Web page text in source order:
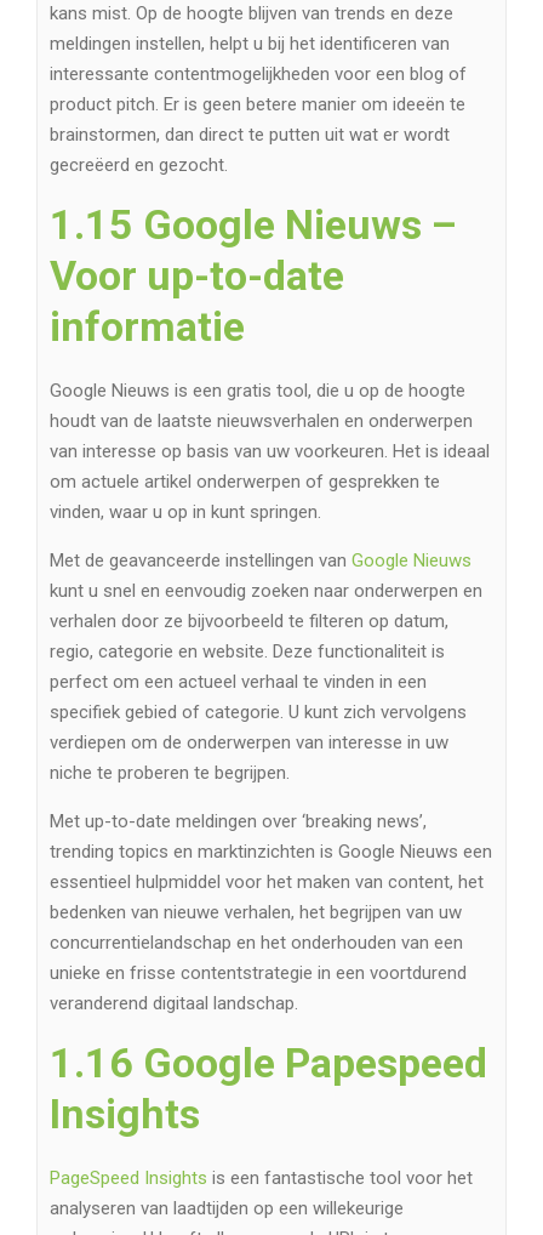
kans mist. Op de hoogte blijven van trends en deze
meldingen instellen, helpt u bij het identificeren van
interessante contentmogelijkheden voor een blog of
product pitch. Er is geen betere manier om ideeën te
brainstormen, dan direct te putten uit wat er wordt
gecreëerd en gezocht.
1.15 Google Nieuws –
Voor up-to-date
informatie
Google Nieuws is een gratis tool, die u op de hoogte
houdt van de laatste nieuwsverhalen en onderwerpen
van interesse op basis van uw voorkeuren. Het is ideaal
om actuele artikel onderwerpen of gesprekken te
vinden, waar u op in kunt springen.
Met de geavanceerde instellingen van Google Nieuws
kunt u snel en eenvoudig zoeken naar onderwerpen en
verhalen door ze bijvoorbeeld te filteren op datum,
regio, categorie en website. Deze functionaliteit is
perfect om een ​​actueel verhaal te vinden in een
specifiek gebied of categorie. U kunt zich vervolgens
verdiepen om de onderwerpen van interesse in uw
niche te proberen te begrijpen.
Met up-to-date meldingen over ‘breaking news’,
trending topics en marktinzichten is Google Nieuws een
essentieel hulpmiddel voor het maken van content, het
bedenken van nieuwe verhalen, het begrijpen van uw
concurrentielandschap en het onderhouden van een
unieke en frisse contentstrategie in een voortdurend
veranderend digitaal landschap.
1.16 Google Papespeed
Insights
PageSpeed ​​Insights is een fantastische tool voor het
analyseren van laadtijden op een willekeurige